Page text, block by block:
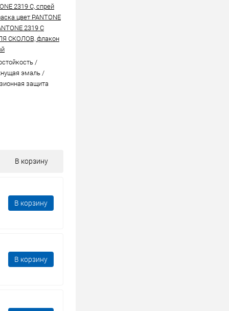
2319 C, спрей
цвет PANTONE
2319 C
СКОЛОВ, флакон
/
эмаль /
защита
В корзину
В корзину
В корзину